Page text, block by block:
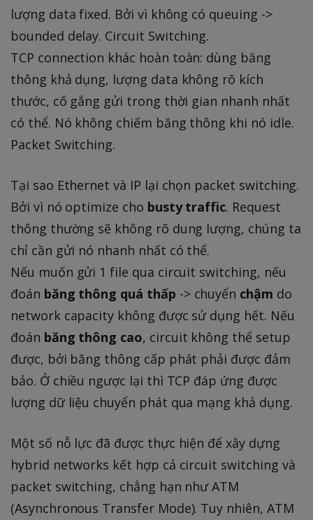
lượng data fixed. Bởi vì không có queuing ->
bounded delay. Circuit Switching.
TCP connection khác hoàn toàn: dùng băng
thông khả dụng, lượng data không rõ kích
thước, cố gắng gửi trong thời gian nhanh nhất
có thể. Nó không chiếm băng thông khi nó idle.
Packet Switching.
Tại sao Ethernet và IP lại chọn packet switching.
Bởi vì nó optimize cho busty traffic. Request
thông thường sẽ không rõ dung lượng, chúng ta
chỉ cần gửi nó nhanh nhất có thể.
Nếu muốn gửi 1 file qua circuit switching, nếu
đoán băng thông quá thấp -> chuyển chậm do
network capacity không được sử dụng hết. Nếu
đoán băng thông cao, circuit không thể setup
được, bởi băng thông cấp phát phải được đảm
bảo. Ở chiều ngược lại thì TCP đáp ứng được
lượng dữ liệu chuyển phát qua mạng khả dụng.
Một số nỗ lực đã được thực hiện để xây dựng
hybrid networks kết hợp cả circuit switching và
packet switching, chẳng hạn như ATM
(Asynchronous Transfer Mode). Tuy nhiên, ATM